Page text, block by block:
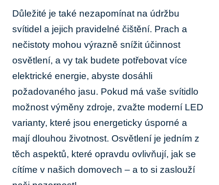
Důležité je také nezapomínat na údržbu
svítidel a jejich pravidelné čištění. Prach a
nečistoty mohou výrazně snížit účinnost
osvětlení, a vy tak budete potřebovat více
elektrické energie, abyste dosáhli
požadovaného jasu. Pokud má vaše svítidlo
možnost výměny zdroje, zvažte moderní LED
varianty, které jsou energeticky úsporné a
mají dlouhou životnost. Osvětlení je jedním z
těch aspektů, které opravdu ovlivňují, jak se
cítíme v našich domovech – a to si zaslouží